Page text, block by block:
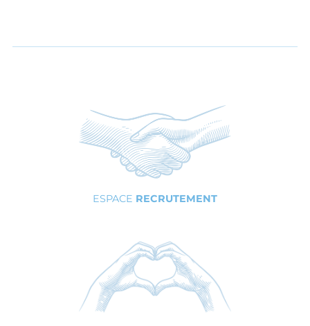
ESPACE RECRUTEMENT